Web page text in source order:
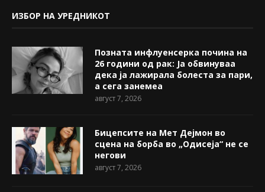
ИЗБОР НА УРЕДНИКОТ
Позната инфлуенсерка почина на
26 години од рак: Ја обвинуваа
дека ја лажирала болеста за пари,
а сега занемеа
август 7, 2026
Бицепсите на Мет Дејмон во
сцена на борба во „Одисеја“ не се
негови
август 7, 2026